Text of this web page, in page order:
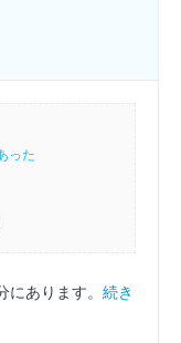
った
あります。 続き